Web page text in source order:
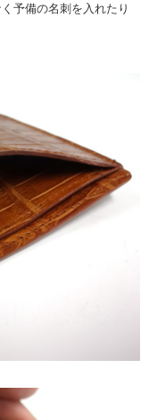
予備の名刺を入れたり